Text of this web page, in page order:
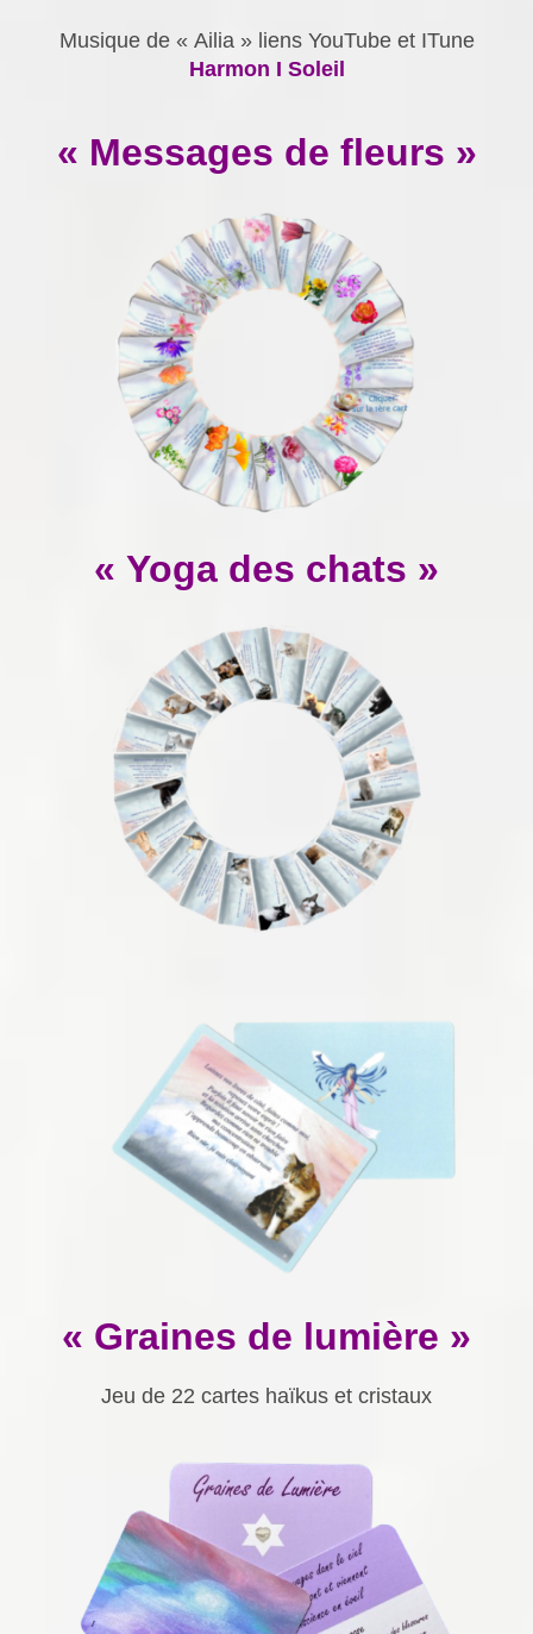
Musique de « Ailia » liens YouTube et ITune
Harmon I Soleil
« Messages de fleurs »
« Yoga des chats »
« Graines de lumière »
Jeu de 22 cartes haïkus et cristaux